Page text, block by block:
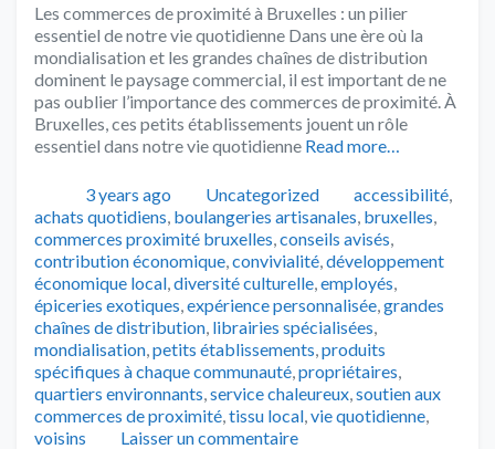
Les commerces de proximité à Bruxelles : un pilier
essentiel de notre vie quotidienne Dans une ère où la
mondialisation et les grandes chaînes de distribution
dominent le paysage commercial, il est important de ne
pas oublier l’importance des commerces de proximité. À
Bruxelles, ces petits établissements jouent un rôle
essentiel dans notre vie quotidienne Read more…
Publié3 years ago Catégories
Uncategorized Tags
accessibilité,
achats quotidiens, boulangeries artisanales, bruxelles,
commerces proximité bruxelles,conseils avisés,
contribution économique,convivialité,développement
économique local,diversité culturelle,employés,
épiceries exotiques,expérience personnalisée,grandes
chaînes de distribution, librairies spécialisées,
mondialisation,petits établissements,produits
spécifiques à chaque communauté,propriétaires,
quartiers environnants,service chaleureux,soutien aux
commerces de proximité,tissu local,vie quotidienne,
voisins
Laisser un commentaire